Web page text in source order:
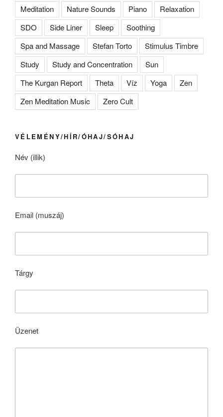
Meditation Nature Sounds Piano
Relaxation
SDO
Side Liner Sleep
Soothing
Spa and Massage
Stefan Torto
Stimulus Timbre
Study
Study and Concentration
Sun
The Kurgan Report
Theta Víz Yoga
Zen
Zen Meditation Music
Zero Cult
VÉLEMÉNY/HÍR/ÓHAJ/SÓHAJ
Név (illik)
Email (muszáj)
Tárgy
Üzenet